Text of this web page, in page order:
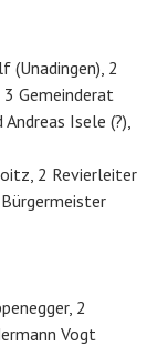
(Unadingen), 2
3 Gemeinderat
Isele (?),
2 Revierleiter
2
Vogt